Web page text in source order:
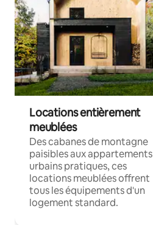
Locations entièrement
meublées
Des cabanes de montagne
paisibles aux appartements
urbains pratiques, ces
locations meublées offrent
tous les équipements d'un
logement standard.